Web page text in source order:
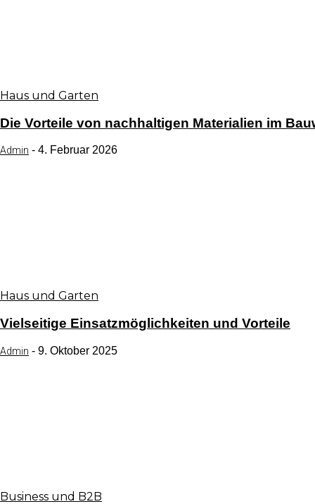
Haus und Garten
Die Vorteile von nachhaltigen Materialien im
Admin - 4. Februar 2026
Haus und Garten
Vielseitige Einsatzmöglichkeiten und Vorteile
Admin - 9. Oktober 2025
Business und B2B